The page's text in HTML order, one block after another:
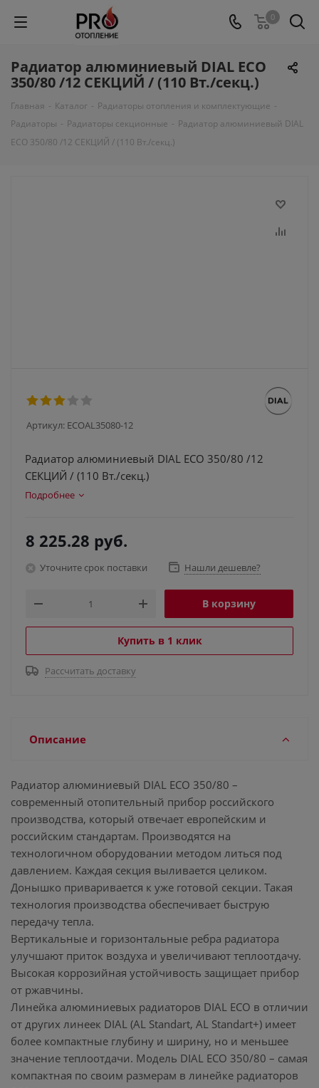
0
Радиатор алюминиевый DIAL ECO
350/80 /12 СЕКЦИЙ / (110 Вт./секц.)
Главная - Каталог - Радиаторы отопления и комплектующие -
Радиаторы - Радиаторы секционные - Радиатор алюминиевый DIAL
ECO 350/80 /12 СЕКЦИЙ / (110 Вт./секц.)
Артикул: ECOAL35080-12
Радиатор алюминиевый DIAL ECO 350/80 /12
СЕКЦИЙ / (110 Вт./секц.)
Подробнее
8 225.28 руб.
Уточните срок поставки Нашли дешевле?
В корзину
Купить в 1 клик
Рассчитать доставку
Описание
Радиатор алюминиевый DIAL ECO 350/80 –
современный отопительный прибор российского
производства, который отвечает европейским и
российским стандартам. Производятся на
технологичном оборудовании методом литься под
давлением. Каждая секция выливается целиком.
Донышко приваривается к уже готовой секции. Такая
технология производства обеспечивает быструю
передачу тепла.
Вертикальные и горизонтальные ребра радиатора
улучшают приток воздуха и увеличивают теплоотдачу.
Высокая коррозийная устойчивость защищает прибор
от ржавчины.
Линейка алюминиевых радиаторов DIAL ECO в отличии
от других линеек DIAL (AL Standart, AL Standart+) имеет
более компактные глубину и ширину, но и меньшее
значение теплоотдачи. Модель DIAL ECO 350/80 – самая
компактная по своим размерам в линейке радиаторов